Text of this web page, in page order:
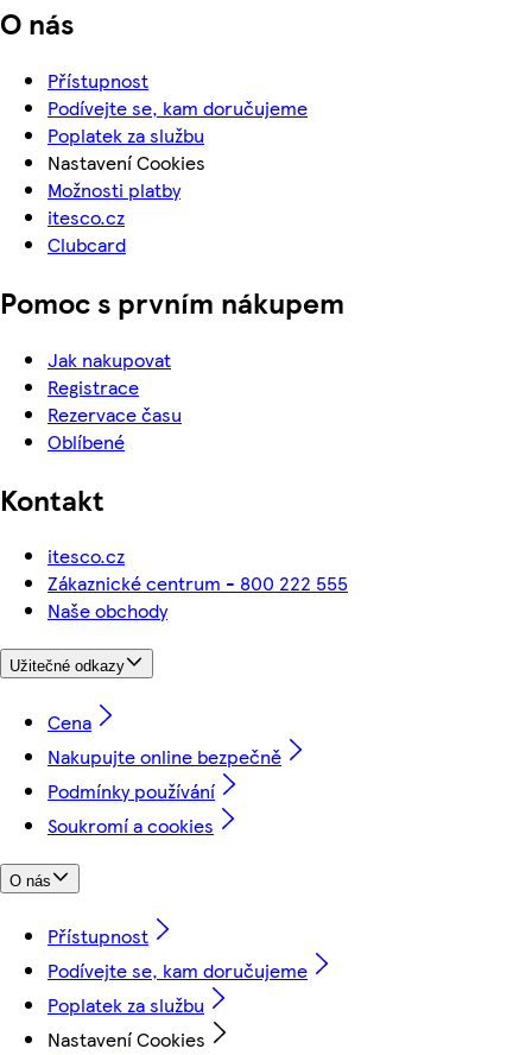
O nás
Přístupnost
Podívejte se, kam doručujeme
Poplatek za službu
Nastavení Cookies
Možnosti platby
itesco.cz
Clubcard
Pomoc s prvním nákupem
Jak nakupovat
Registrace
Rezervace času
Oblíbené
Kontakt
itesco.cz
Zákaznické centrum - 800 222 555
Naše obchody
Užitečné odkazy
Cena
Nakupujte online bezpečně
Podmínky používání
Soukromí a cookies
O nás
Přístupnost
Podívejte se, kam doručujeme
Poplatek za službu
Nastavení Cookies